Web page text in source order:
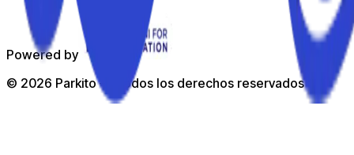
Powered by
© 2026 Parkito — Todos los derechos reservados